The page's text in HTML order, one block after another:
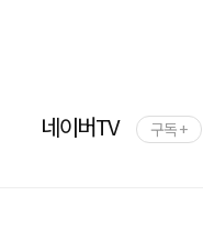
네이버TV 구독 +